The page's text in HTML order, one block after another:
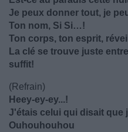
Je peux donner tout, je
Ton nom, Si Si…!
Ton corps, ton esprit,
La clé se trouve juste
suffit!
(Refrain)
Heey-ey-ey...!
J'étais celui qui disait que
Ouhouhouhou